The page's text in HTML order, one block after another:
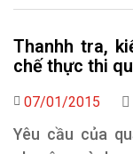
Thanhh tra,
chế thực thi
07/01/2015
Yêu cầu của